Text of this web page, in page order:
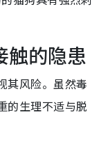
触的隐患
其风险。虽然毒
的生理不适与脱